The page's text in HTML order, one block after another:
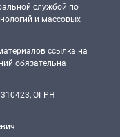
службой по
и массовых
ссылка на
обязательна
ОГРН